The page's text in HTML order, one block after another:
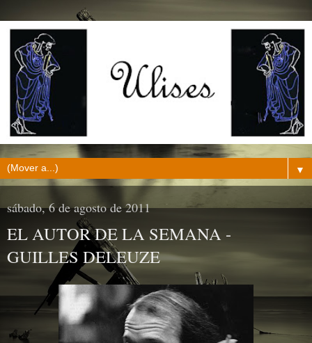
▼
sábado, 6 de agosto de 2011
EL AUTOR DE LA SEMANA -
GUILLES DELEUZE